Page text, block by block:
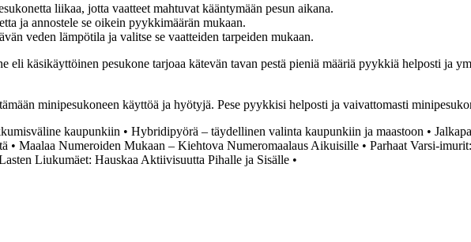
liikaa, jotta vaatteet mahtuvat kääntymään pesun aikana.
ja annostele se oikein pyykkimäärän mukaan.
veden lämpötila ja valitse se vaatteiden tarpeiden mukaan.
eli käsikäyttöinen pesukone tarjoaa kätevän tavan pestä pieniä määriä pyykkiä helposti ja
minipesukoneen käyttöä ja hyötyjä. Pese pyykkisi helposti ja vaivattomasti
kaupunkiin • Hybridipyörä – täydellinen valinta kaupunkiin ja maastoon •
• Maalaa Numeroiden Mukaan – Kiehtova Numeromaalaus Aikuisille • Parhaat Varsi-
Liukumäet: Hauskaa Aktiivisuutta Pihalle ja Sisälle •